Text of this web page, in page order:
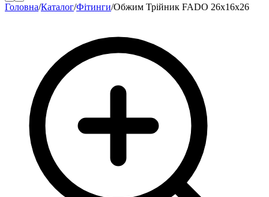
Головна/Каталог/Фітинги/Обжим Трiйник FADO 26х16х26